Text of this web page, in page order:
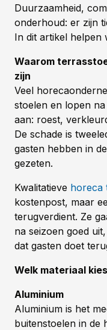
Duurzaamheid,
onderhoud: er zijn
In dit artikel helpen
Waarom
zijn
Veel
stoelen en lopen
aan: roest,
De schade is
gasten hebben in
gezeten.
Kwalitatieve horeca
kostenpost, maar
terugverdient. Ze
na seizoen goed
dat gasten doet
Welk materiaal
Aluminium
Aluminium is het
buitenstoelen in de